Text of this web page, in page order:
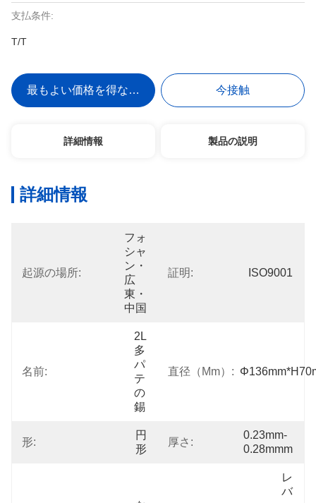
支払条件:
T/T
最もよい価格を得なさい 今接触
詳細情報 製品の説明
詳細情報
起源の場所:
フォ
シャ
ン・
広
東・
中国
証明: ISO9001
名前:
2L
多
パ
テ
の
錫
直径（mm）:
形:
円
形
厚さ:
0.23mm-
0.28mmm
レ
バ